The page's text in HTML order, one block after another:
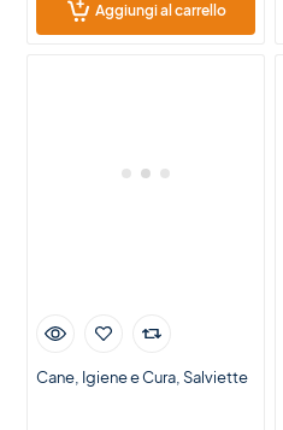
Aggiungi al carrello
Cane Igiene e Cura Salviette